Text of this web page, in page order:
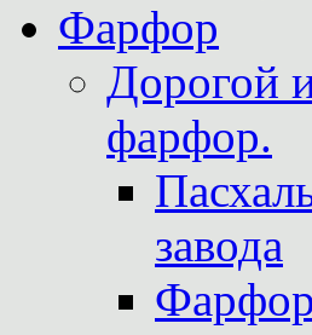
Фарфор
Дорогой
фарфор.
завода